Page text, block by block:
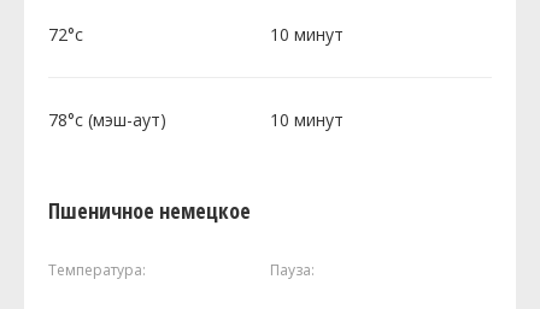
72°c 10 минут
78°c (мэш-аут) 10 минут
Пшеничное немецкое
Температура: Пауза: